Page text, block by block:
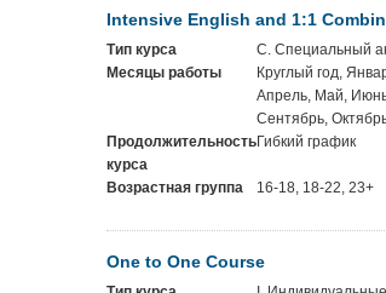
Intensive English and 1:1
Тип курса
C. Специальный
Месяцы работы
Круглый год,
Апрель, Май,
Сентябрь,
Продолжительность
курса
Гибкий график
Возрастная группа 16-18, 18-22, 23+
One to One Course